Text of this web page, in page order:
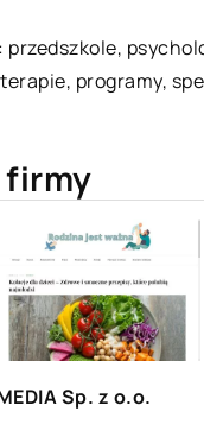
przedszkole,
programy,
firmy
Sp. z o.o.